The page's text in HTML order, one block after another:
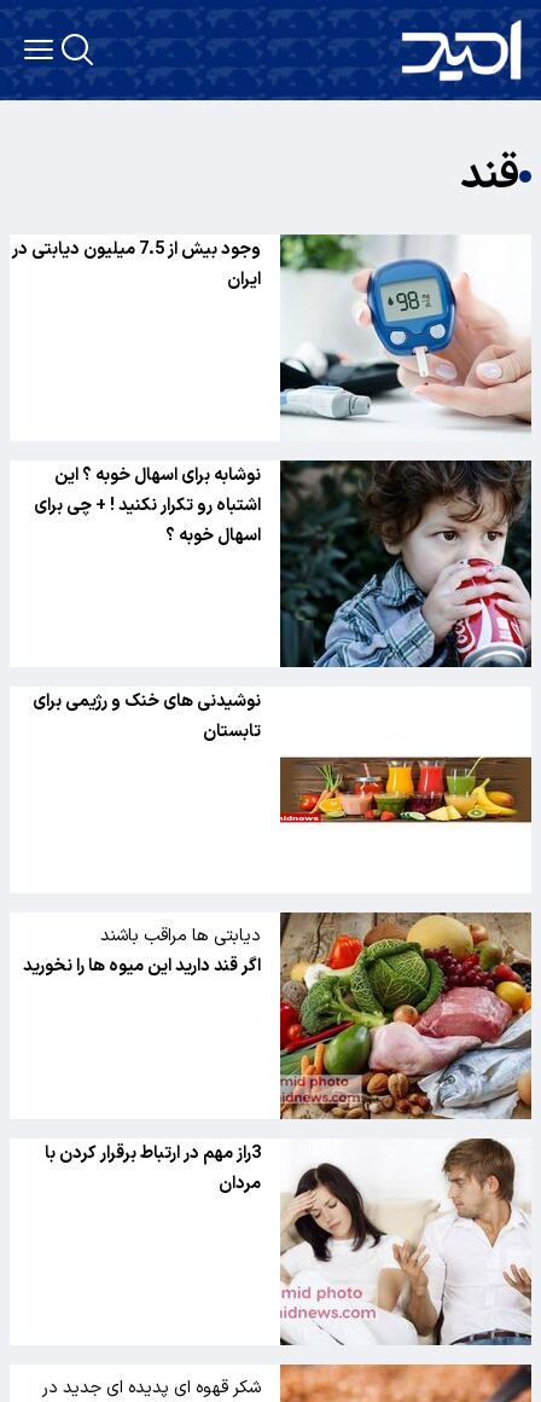
قند
وجود بیش از 7.5 میلیون دیابتی در
ایران
نوشابه برای اسهال خوبه ؟ این
اشتباه رو تکرار نکنید ! + چی برای
اسهال خوبه ؟
نوشیدنی های خنک و رژیمی برای
تابستان
دیابتی ها مراقب باشند
اگر قند دارید این میوه ها را نخورید
3راز مهم در ارتباط برقرار کردن با
مردان
شکر قهوه ای پدیده ای جدید در